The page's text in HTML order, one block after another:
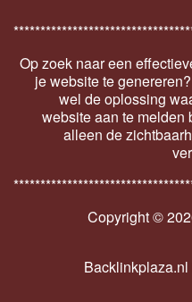
Op zoek naar een
je website te
wel de oplossing
website aan te melden
alleen de
Copyright ©